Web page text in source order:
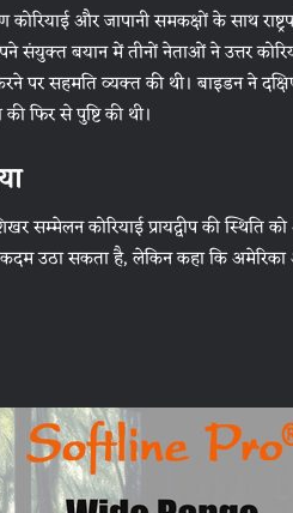
और जापानी समकक्षों के साथ
संयुक्त बयान में तीनों नेताओं ने उत्तर
पर सहमति व्यक्त की थी। बाइडन ने
फिर से पुष्टि की थी।
सम्मेलन कोरियाई प्रायद्वीप की
कदम उठा सकता है, लेकिन कहा कि